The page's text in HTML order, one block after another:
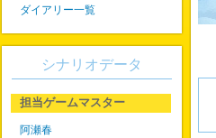
ダイアリー一覧
シナリオデータ
担当ゲームマスター
阿瀬春